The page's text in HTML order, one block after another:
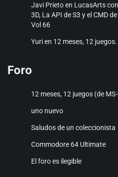
Javi Prietoen LucasArts
3D, La API de S3 y el CMD
Vol 66
Yurien 12 meses, 12
Foro
12 meses, 12 juegos (de
uno nuevo
Saludos de un coleccionista
Commodore 64 Ultimate
El foro es ilegible